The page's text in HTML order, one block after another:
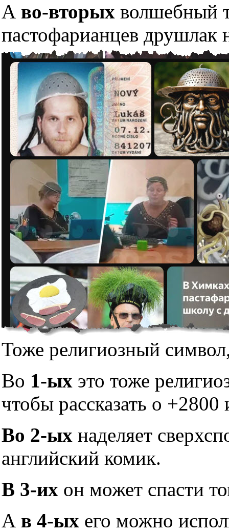
А во-вторых волшебный
пастофарианцев друшлак
Тоже религиозный
Во 1-ых это тоже
чтобы рассказать о +2800
Во 2-ых наделяет
английский комик.
В 3-их он может спасти
А в 4-ых его можно